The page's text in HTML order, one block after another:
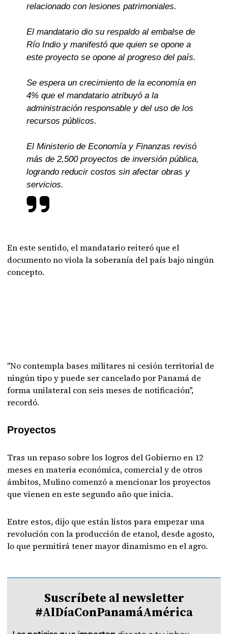
relacionado con lesiones patrimoniales.
El mandatario dio su respaldo al embalse de
Río Indio y manifestó que quien se opone a
este proyecto se opone al progreso del país.
Se espera un crecimiento de la economía en
4% que el mandatario atribuyó a la
administración responsable y del uso de los
recursos públicos.
El Ministerio de Economía y Finanzas revisó
más de 2,500 proyectos de inversión pública,
logrando reducir costos sin afectar obras y
servicios.
En este sentido, el mandatario reiteró que el
documento no viola la soberanía del país bajo ningún
concepto.
"No contempla bases militares ni cesión territorial de
ningún tipo y puede ser cancelado por Panamá de
forma unilateral con seis meses de notificación",
recordó.
Proyectos
Tras un repaso sobre los logros del Gobierno en 12
meses en materia económica, comercial y de otros
ámbitos, Mulino comenzó a mencionar los proyectos
que vienen en este segundo año que inicia.
Entre estos, dijo que están listos para empezar una
revolución con la producción de etanol, desde agosto,
lo que permitirá tener mayor dinamismo en el agro.
Suscríbete al newsletter
#AlDíaConPanamáAmérica